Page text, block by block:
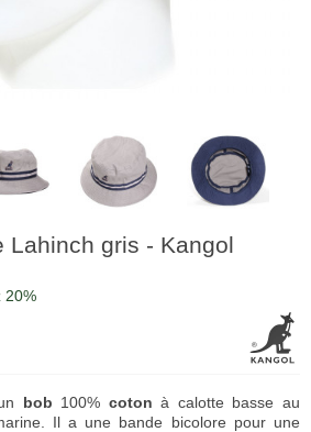
Lahinch gris - Kangol
20%
bob 100% coton à calotte basse au
Il a une bande bicolore pour une